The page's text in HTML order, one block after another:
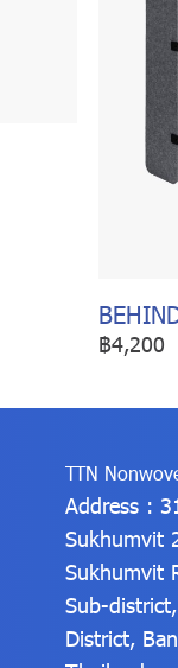
฿4,200
TTN
Address :
Sukhumvit
Sukhumvit
Sub-
District,